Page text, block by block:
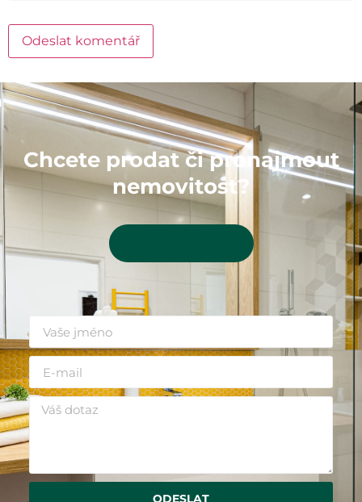
Chcete prodat či pronajmout
nemovitost?